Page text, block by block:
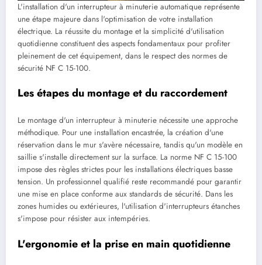
L'installation d'un interrupteur à minuterie automatique représente
une étape majeure dans l'optimisation de votre installation
électrique. La réussite du montage et la simplicité d'utilisation
quotidienne constituent des aspects fondamentaux pour profiter
pleinement de cet équipement, dans le respect des normes de
sécurité NF C 15-100.
Les étapes du montage et du raccordement
Le montage d'un interrupteur à minuterie nécessite une approche
méthodique. Pour une installation encastrée, la création d'une
réservation dans le mur s'avère nécessaire, tandis qu'un modèle en
saillie s'installe directement sur la surface. La norme NF C 15-100
impose des règles strictes pour les installations électriques basse
tension. Un professionnel qualifié reste recommandé pour garantir
une mise en place conforme aux standards de sécurité. Dans les
zones humides ou extérieures, l'utilisation d'interrupteurs étanches
s'impose pour résister aux intempéries.
L'ergonomie et la prise en main quotidienne